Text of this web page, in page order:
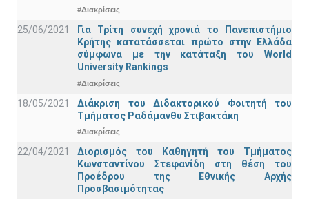
#Διακρίσεις
25/06/2021
Για Τρίτη συνεχή χρονιά το Πανεπιστήμιο
Κρήτης κατατάσσεται πρώτο στην Ελλάδα
σύμφωνα με την κατάταξη του World
University Rankings
#Διακρίσεις
18/05/2021
Διάκριση του Διδακτορικού Φοιτητή του
Τμήματος Ραδάμανθυ Στιβακτάκη
#Διακρίσεις
22/04/2021
Διορισμός του Καθηγητή του Τμήματος
Κωνσταντίνου Στεφανίδη στη θέση του
Προέδρου της Εθνικής Αρχής
Προσβασιμότητας